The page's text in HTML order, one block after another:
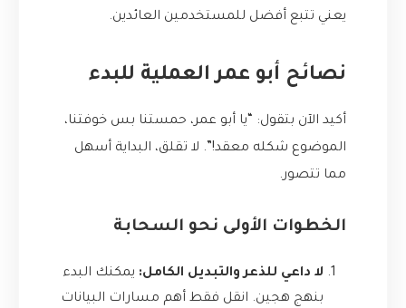
يعني تتبع أفضل للمستخدمين العائدين.
نصائح أبو عمر العملية للبدء
أكيد الآن بتقول: “يا أبو عمر، حمستنا بس خوفتنا،
الموضوع شكله معقد!”. لا تقلق، البداية أسهل
مما تتصور.
الخطوات الأولى نحو السحابة
لا داعي للذعر والتبديل الكامل: يمكنك البدء
بنهج هجين. انقل فقط أهم مسارات البيانات